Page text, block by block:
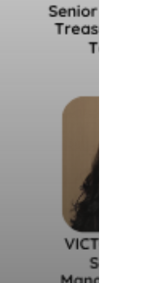
Decembrie 2015
Martie 2015
Energia
pentru o Românie